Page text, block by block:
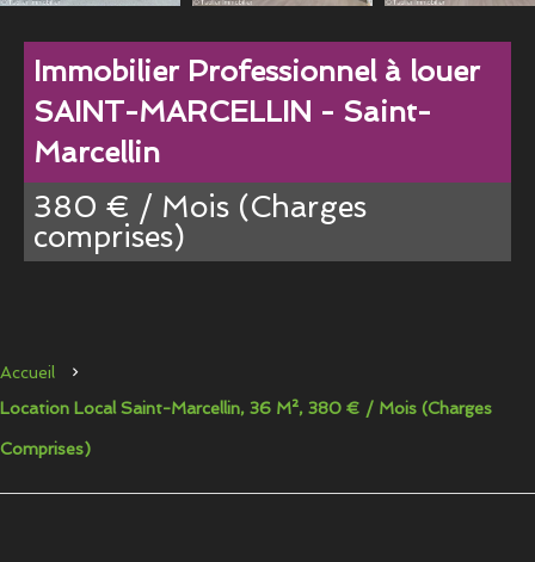
Immobilier Professionnel à louer
SAINT-MARCELLIN - Saint-
Marcellin
380 € / Mois (Charges
comprises)
Accueil
Location Local Saint-Marcellin, 36 M², 380 € / Mois (Charges
Comprises)